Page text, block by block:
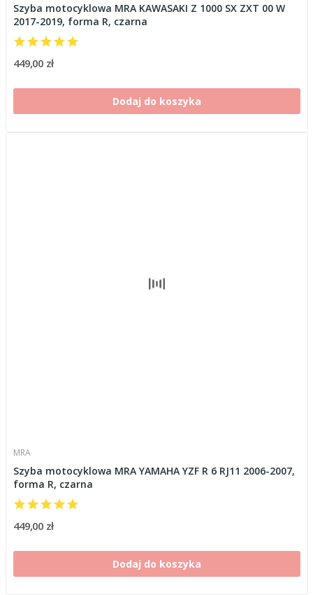
Szyba motocyklowa MRA KAWASAKI Z 1000 SX ZXT 00 W
2017-2019, forma R, czarna
449,00 zł
Dodaj do koszyka
MRA
Szyba motocyklowa MRA YAMAHA YZF R 6 RJ11 2006-2007,
forma R, czarna
449,00 zł
Dodaj do koszyka